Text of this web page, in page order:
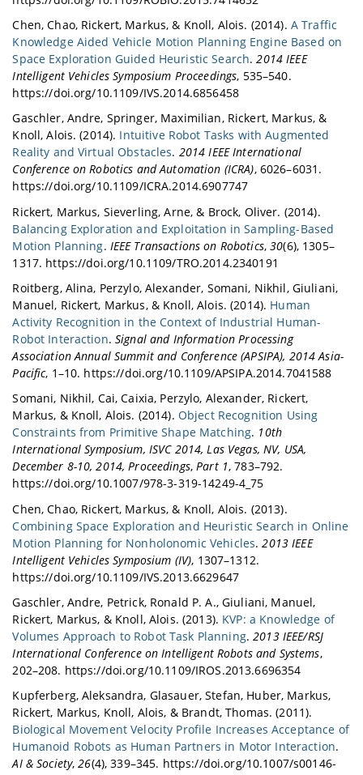
Chen, Chao, Rickert, Markus, & Knoll, Alois. (2014). A Traffic
Knowledge Aided Vehicle Motion Planning Engine Based on
Space Exploration Guided Heuristic Search.2014 IEEE
Intelligent Vehicles Symposium Proceedings, 535–540.
https://doi.org/10.1109/IVS.2014.6856458
Gaschler, Andre, Springer, Maximilian, Rickert, Markus, &
Knoll, Alois. (2014). Intuitive Robot Tasks with Augmented
Reality and Virtual Obstacles. 2014 IEEE International
Conference on Robotics and Automation (ICRA), 6026–6031.
https://doi.org/10.1109/ICRA.2014.6907747
Rickert, Markus, Sieverling, Arne, & Brock, Oliver. (2014).
Balancing Exploration and Exploitation in Sampling-Based
Motion Planning. IEEE Transactions on Robotics,30(6), 1305–
1317. https://doi.org/10.1109/TRO.2014.2340191
Roitberg, Alina, Perzylo, Alexander, Somani, Nikhil, Giuliani,
Manuel, Rickert, Markus, & Knoll, Alois. (2014). Human
Activity Recognition in the Context of Industrial Human-
Robot Interaction.Signal and Information Processing
Association Annual Summit and Conference (APSIPA), 2014 Asia-
Pacific, 1–10. https://doi.org/10.1109/APSIPA.2014.7041588
Somani, Nikhil, Cai, Caixia, Perzylo, Alexander, Rickert,
Markus, & Knoll, Alois. (2014). Object Recognition Using
Constraints from Primitive Shape Matching. 10th
International Symposium, ISVC 2014, Las Vegas, NV, USA,
December 8-10, 2014, Proceedings,Part 1, 783–792.
https://doi.org/10.1007/978-3-319-14249-4_75
Chen, Chao, Rickert, Markus, & Knoll, Alois. (2013).
Combining Space Exploration and Heuristic Search in Online
Motion Planning for Nonholonomic Vehicles.2013 IEEE
Intelligent Vehicles Symposium (IV), 1307–1312.
https://doi.org/10.1109/IVS.2013.6629647
Gaschler, Andre, Petrick, Ronald P. A., Giuliani, Manuel,
Rickert, Markus, & Knoll, Alois. (2013). KVP: a Knowledge of
Volumes Approach to Robot Task Planning.2013 IEEE/RSJ
International Conference on Intelligent Robots and Systems,
202–208. https://doi.org/10.1109/IROS.2013.6696354
Kupferberg, Aleksandra, Glasauer, Stefan, Huber, Markus,
Rickert, Markus, Knoll, Alois, & Brandt, Thomas. (2011).
Biological Movement Velocity Profile Increases Acceptance of
Humanoid Robots as Human Partners in Motor Interaction.
AI & Society,26(4), 339–345. https://doi.org/10.1007/s00146-